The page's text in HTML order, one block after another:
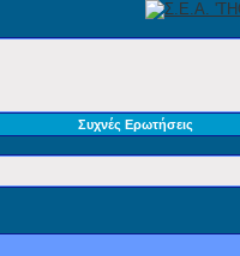
Συχνές Ερωτήσεις